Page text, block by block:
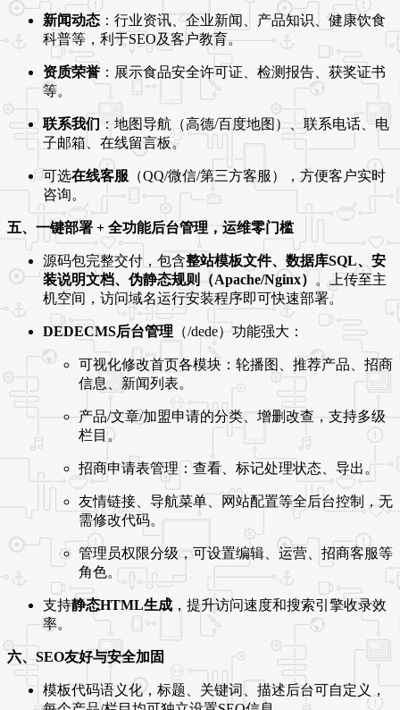
新闻动态 ：行业资讯、企业新闻、产品知识、健康饮食
科普等，利于SEO及客户教育。
资质荣誉 ：展示食品安全许可证、检测报告、获奖证书
等。
联系我们：地图导航（高德/百度地图）、联系电话、电
子邮箱、在线留言板。
可选在线客服 （QQ/微信/第三方客服），方便客户实时
咨询。
五、一键部署 + 全功能后台管理，运维零门槛
源码包完整交付，包含整站模板文件、数据库SQL、安
装说明文档、伪静态规则（Apache/Nginx） 。上传至主
机空间，访问域名运行安装程序即可快速部署。
DEDECMS后台管理 （/dede）功能强大：
可视化修改首页各模块：轮播图、推荐产品、招商
信息、新闻列表。
产品/文章/加盟申请的分类、增删改查，支持多级
栏目。
招商申请表管理：查看、标记处理状态、导出。
友情链接、导航菜单、网站配置等全后台控制，无
需修改代码。
管理员权限分级，可设置编辑、运营、招商客服等
角色。
支持静态HTML生成，提升访问速度和搜索引擎收录效
率。
六、SEO友好与安全加固
模板代码语义化，标题、关键词、描述后台可自定义，